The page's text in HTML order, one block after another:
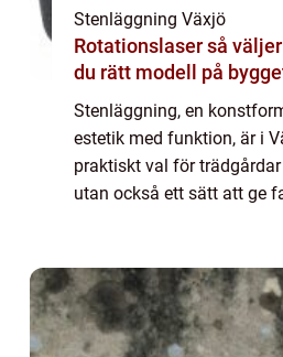
Stenläggning Växjö
Rotationslaser så väljer och använder
du rätt modell på
Stenläggning, en
estetik med funktion, är i
praktiskt val för
utan också ett sätt att ge